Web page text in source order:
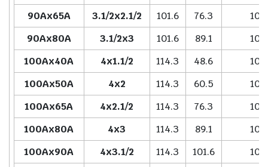
90Ax65A
3.1/2x2.1/2 101.6 76.3
90Ax80A
3.1/2x3 101.6 89.1
100Ax40A
4x1.1/2 114.3 48.6
100Ax50A
4x2 114.3 60.5
100Ax65A
4x2.1/2 114.3 76.3
100Ax80A
4x3 114.3 89.1
100Ax90A
4x3.1/2 114.3 101.6